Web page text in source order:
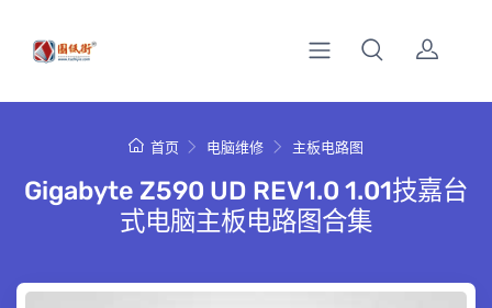
首页 电脑维修 主板电路图
Gigabyte Z590 UD REV1.0 1.01技嘉台
式电脑主板电路图合集